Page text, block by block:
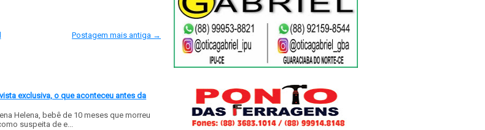
Postagem mais antiga →
exclusiva, o que aconteceu antes da
Helena, bebê de 10 meses que morreu
suspeita de e...